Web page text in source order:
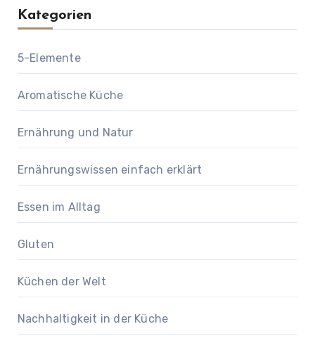
Kategorien
5-Elemente
Aromatische Küche
Ernährung und Natur
Ernährungswissen einfach erklärt
Essen im Alltag
Gluten
Küchen der Welt
Nachhaltigkeit in der Küche